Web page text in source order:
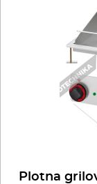
Plotna